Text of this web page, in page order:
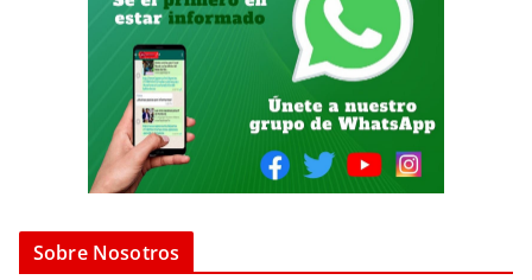
Sobre Nosotros